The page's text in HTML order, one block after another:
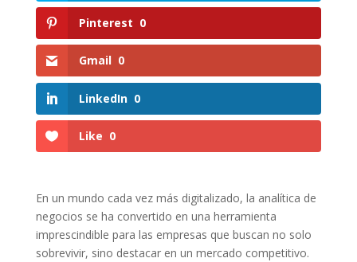
Pinterest 0
Gmail 0
LinkedIn 0
Like 0
En ⁢un mundo ⁤cada vez más digitalizado, la analítica⁤ de
negocios se ha convertido en una herramienta⁤
imprescindible para las empresas⁤ que ⁢buscan no solo ​
sobrevivir, sino destacar en un mercado competitivo.